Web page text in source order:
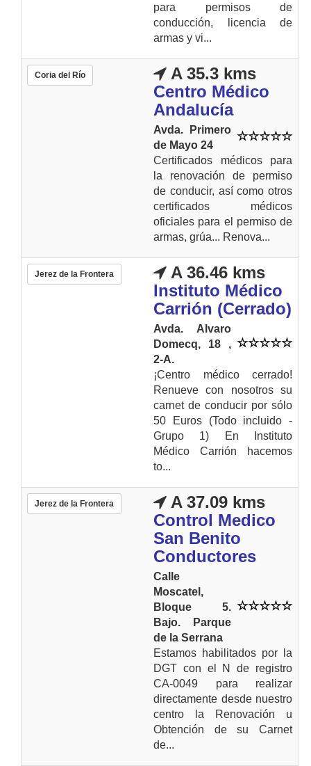
para permisos de
conducción, licencia de
armas y vi...
Coria del Río
A 35.3 kms
Centro Médico
Andalucía
Avda. Primero
de Mayo 24
Certificados médicos para
la renovación de permiso
de conducir, así como otros
certificados médicos
oficiales para el permiso de
armas, grúa... Renova...
Jerez de la Frontera
A 36.46 kms
Instituto Médico
Carrión (Cerrado)
Avda. Alvaro
Domecq, 18 ,
2-A.
¡Centro médico cerrado!
Renueve con nosotros su
carnet de conducir por sólo
50 Euros (Todo incluido -
Grupo 1) En Instituto
Médico Carrión hacemos
to...
Jerez de la Frontera
A 37.09 kms
Control Medico
San Benito
Conductores
Calle
Moscatel,
Bloque 5.
Bajo. Parque
de la Serrana
Estamos habilitados por la
DGT con el N de registro
CA-0049 para realizar
directamente desde nuestro
centro la Renovación u
Obtención de su Carnet
de...